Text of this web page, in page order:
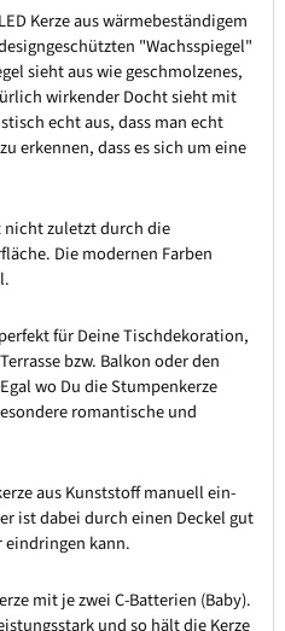
Kerze aus wärmebeständigem
"Wachsspiegel"
sieht aus wie geschmolzenes,
wirkender Docht sieht mit
echt aus, dass man echt
erkennen, dass es sich um eine
nicht zuletzt durch die
Die modernen Farben
für Deine Tischdekoration,
bzw. Balkon oder den
wo Du die Stumpenkerze
romantische und
aus Kunststoff manuell ein-
ist dabei durch einen Deckel gut
eindringen kann.
mit je zwei C-Batterien (Baby).
und so hält die Kerze